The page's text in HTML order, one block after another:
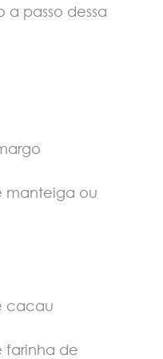
a passo dessa
manteiga ou
cacau
farinha de